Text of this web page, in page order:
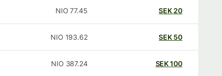
20
SEK
77.45
NIO
50
SEK
193.62
NIO
100
SEK
387.24
NIO